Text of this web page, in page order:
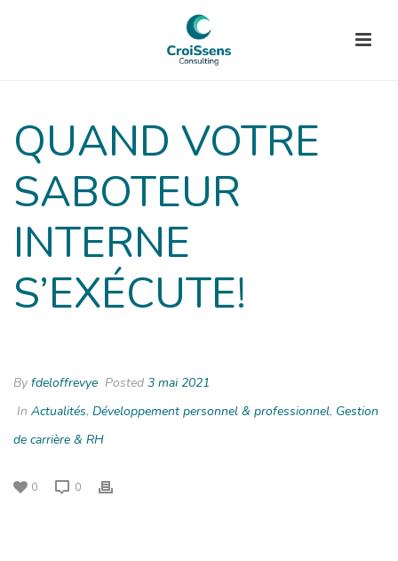
QUAND VOTRE
SABOTEUR
INTERNE
S’EXÉCUTE!
By fdeloffrevye Posted 3 mai 2021
In Actualités, Développement personnel & professionnel, Gestion
de carrière & RH
0 0